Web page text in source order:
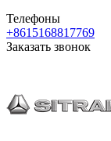
Телефоны
+8615168817769
Заказать звонок